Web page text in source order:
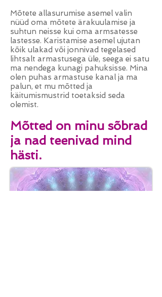
Mõtete allasurumise asemel valin
nüüd oma mõtete ärakuulamise ja
suhtun neisse kui oma armsatesse
lastesse. Karistamise asemel ujutan
kõik ulakad või jonnivad tegelased
lihtsalt armastusega üle, seega ei satu
ma nendega kunagi pahuksisse. Mina
olen puhas armastuse kanal ja ma
palun, et mu mõtted ja
käitumismustrid toetaksid seda
olemist.
Mõtted on minu sõbrad
ja nad teenivad mind
hästi.